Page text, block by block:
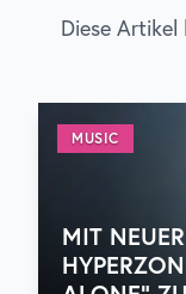
Diese Artikel
MUSIC
MIT